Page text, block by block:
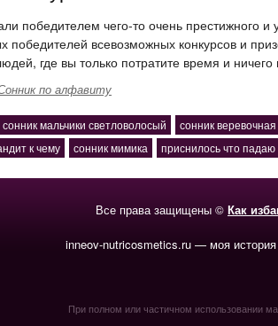
победителем чего-то очень престижного
победителей всевозможных конкурсов и
где вы только потратите время и
по алфавиту
сонник мальчики светловолосый
сонник
к чему
сонник мимика приснилось что падаю
Все права защищены © Как
inneov-nutricosmetics.ru — моя
При полном или частичном использовании